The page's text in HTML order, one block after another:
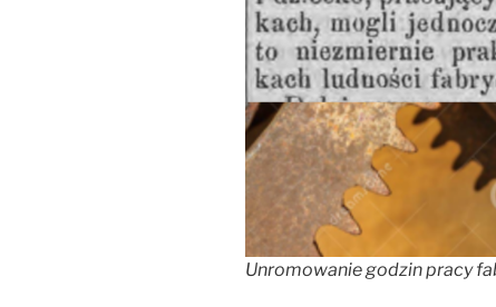
Unromowanie godzin pracy